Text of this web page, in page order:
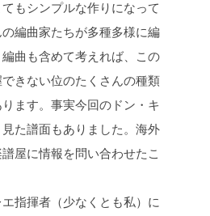
もシンプルな作りになって
編曲家たちが多種多様に編
曲も含めて考えれば、この
きない位のたくさんの種類
ます。事実今回のドン・キ
た譜面もありました。海外
屋に情報を問い合わせたこ
指揮者（少なくとも私）に